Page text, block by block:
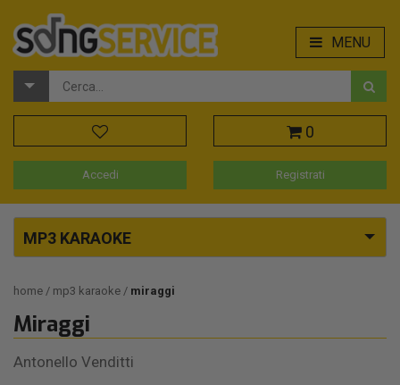
MENU
0
Accedi Registrati
MP3 KARAOKE
home mp3 karaoke miraggi
Miraggi
Antonello Venditti